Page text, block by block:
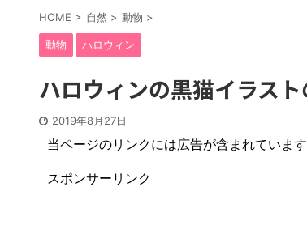
HOME > 自然 > 動物 >
動物 ハロウィン
ハロウィンの黒猫イラス
2019年8月27日
当ページのリンクには広告が含まれています
スポンサーリンク